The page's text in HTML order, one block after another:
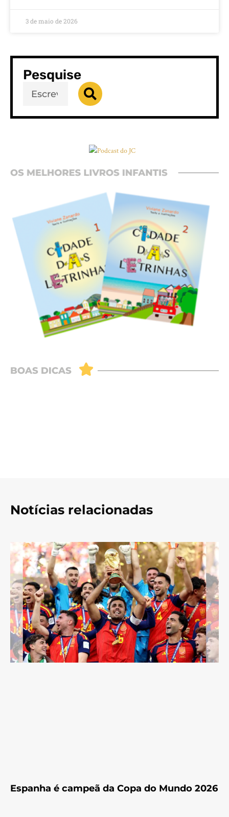
3 de maio de 2026
Pesquise
Notícias relacionadas
Espanha é campeã da Copa do Mundo 2026